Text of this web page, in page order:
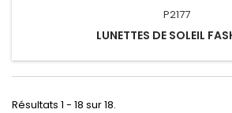
P2177
LUNETTES DE SOLEIL
Résultats 1 - 18 sur 18.